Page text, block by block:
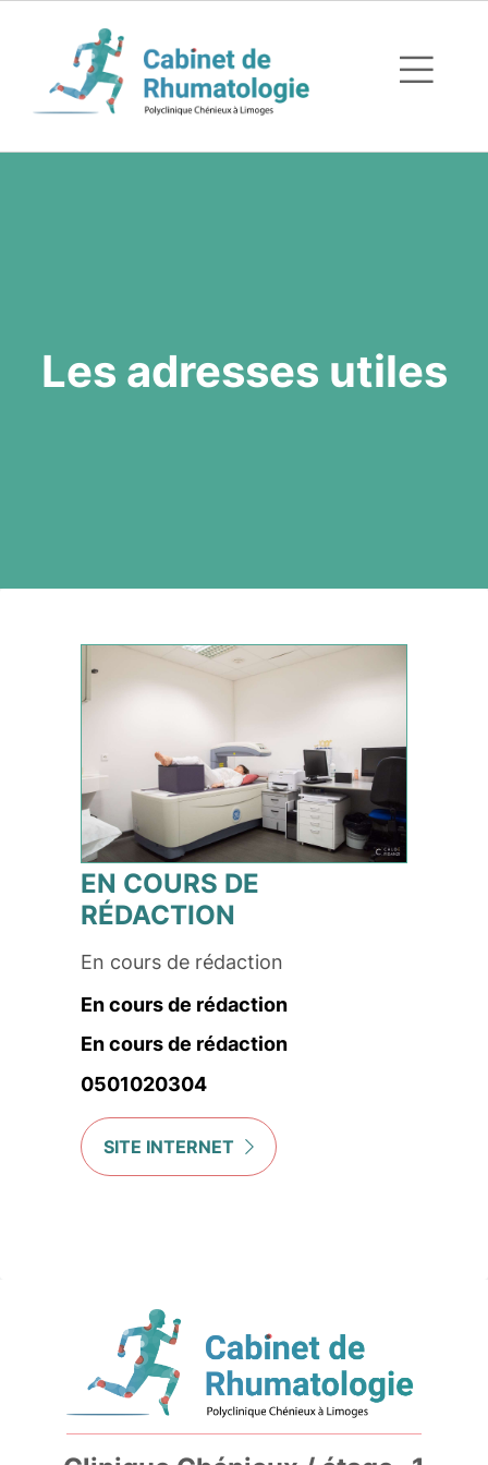
Les adresses utiles
EN COURS DE
RÉDACTION
En cours de rédaction
En cours de rédaction
En cours de rédaction
0501020304
SITE INTERNET